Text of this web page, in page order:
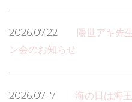
2026.07.22 隈世アキ先
ン会のお知らせ
2026.07.17 海の日は海